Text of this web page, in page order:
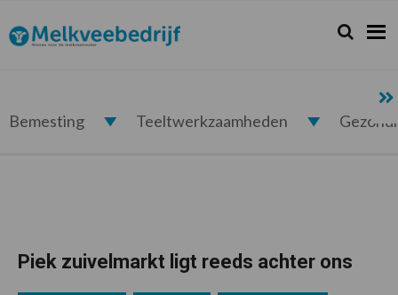
de
hoofdnavigatie
de
hoofd
de
eerste
de
voettekst
Melkveebedrijf.nl Zoeken...
Zoek
Bemesting Teeltwerkzaamheden
Piek zuivelmarkt ligt reeds achter ons